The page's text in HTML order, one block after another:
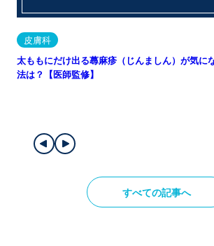
皮膚科
太ももにだけ出る蕁麻疹（じんましん）が気に
法は？【医師監修】
すべての記事へ